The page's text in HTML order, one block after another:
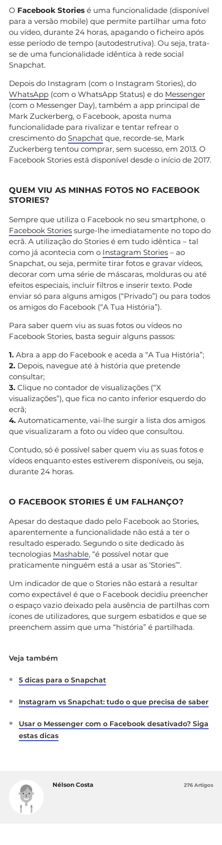
O Facebook Stories é uma funcionalidade (disponível
para a versão mobile) que permite partilhar uma foto
ou vídeo, durante 24 horas, apagando o ficheiro após
esse período de tempo (autodestrutiva). Ou seja, trata-
se de uma funcionalidade idêntica à rede social
Snapchat.
Depois do Instagram (com o Instagram Stories), do
WhatsApp (com o WhatsApp Status) e do Messenger
(com o Messenger Day), também a app principal de
Mark Zuckerberg, o Facebook, aposta numa
funcionalidade para rivalizar e tentar refrear o
crescimento do Snapchat que, recorde-se, Mark
Zuckerberg tentou comprar, sem sucesso, em 2013. O
Facebook Stories está disponível desde o início de 2017.
QUEM VIU AS MINHAS FOTOS NO FACEBOOK
STORIES?
Sempre que utiliza o Facebook no seu smartphone, o
Facebook Stories surge-lhe imediatamente no topo do
ecrã. A utilização do Stories é em tudo idêntica – tal
como já acontecia com o Instagram Stories – ao
Snapchat, ou seja, permite tirar fotos e gravar vídeos,
decorar com uma série de máscaras, molduras ou até
efeitos especiais, incluir filtros e inserir texto. Pode
enviar só para alguns amigos (“Privado”) ou para todos
os amigos do Facebook (“A Tua História”).
Para saber quem viu as suas fotos ou vídeos no
Facebook Stories, basta seguir alguns passos:
1. Abra a app do Facebook e aceda a “A Tua História”;
2. Depois, navegue até à história que pretende
consultar;
3. Clique no contador de visualizações (“X
visualizações”), que fica no canto inferior esquerdo do
ecrã;
4. Automaticamente, vai-lhe surgir a lista dos amigos
que visualizaram a foto ou vídeo que consultou.
Contudo, só é possível saber quem viu as suas fotos e
vídeos enquanto estes estiverem disponíveis, ou seja,
durante 24 horas.
O FACEBOOK STORIES É UM FALHANÇO?
Apesar do destaque dado pelo Facebook ao Stories,
aparentemente a funcionalidade não está a ter o
resultado esperado. Segundo o site dedicado às
tecnologias Mashable, “é possível notar que
praticamente ninguém está a usar as ‘Stories’”.
Um indicador de que o Stories não estará a resultar
como expectável é que o Facebook decidiu preencher
o espaço vazio deixado pela ausência de partilhas com
ícones de utilizadores, que surgem esbatidos e que se
preenchem assim que uma “história” é partilhada.
Veja também
5 dicas para o Snapchat
Instagram vs Snapchat: tudo o que precisa de saber
Usar o Messenger com o Facebook desativado? Siga
estas dicas
Nélson Costa 276 Artigos